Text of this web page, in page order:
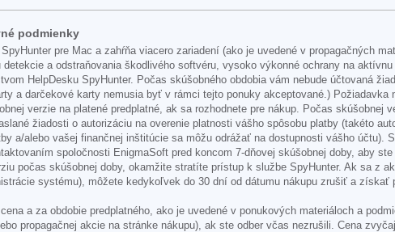
podmienky
pre Mac a zahŕňa viacero zariadení (ako je uvedené v propagačných
a odstraňovania škodlivého softvéru, vysoko výkonné ochrany na
HelpDesku SpyHunter. Počas skúšobného obdobia vám nebude účtovaná
a darčekové karty nemusia byť v rámci tejto ponuky akceptované.)
verzie na platené predplatné, ak sa rozhodnete pre nákup. Počas skúšobnej
žiadosti o autorizáciu na overenie platnosti vášho spôsobu platby (takéto
a/alebo vašej finančnej inštitúcie sa môžu odrážať na dostupnosti vášho účtu).
spoločnosti EnigmaSoft pred koncom 7-dňovej skúšobnej doby, aby
počas skúšobnej doby, okamžite stratíte prístup k službe SpyHunter. Ak sa z
systému), môžete kedykoľvek do 30 dní od dátumu nákupu zrušiť a získať
a za obdobie predplatného, ako je uvedené v ponukových materiáloch a
propagačnej akcie na stránke nákupu), ak ste odber včas nezrušili. Cena